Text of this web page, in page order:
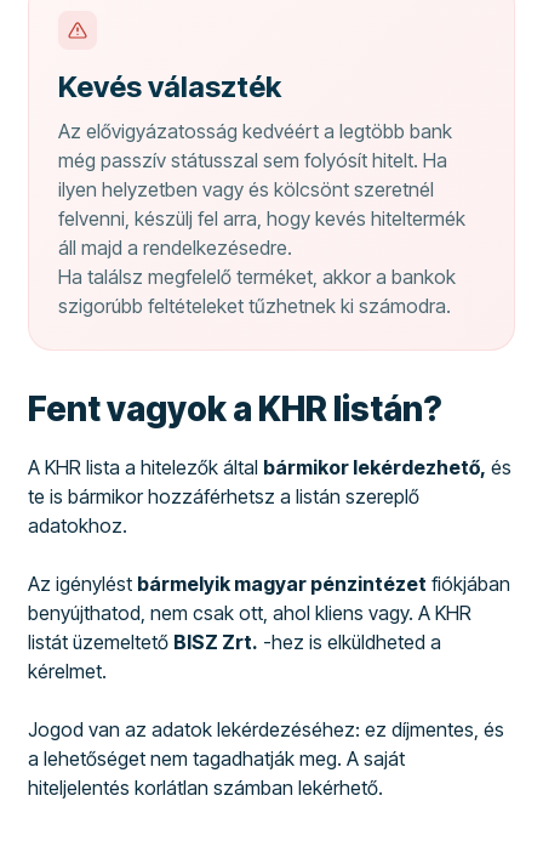
Kevés választék
Az elővigyázatosság kedvéért a legtöbb bank
még passzív státusszal sem folyósít hitelt. Ha
ilyen helyzetben vagy és kölcsönt szeretnél
felvenni, készülj fel arra, hogy kevés hiteltermék
áll majd a rendelkezésedre.
Ha találsz megfelelő terméket, akkor a bankok
szigorúbb feltételeket tűzhetnek ki számodra.
Fent vagyok a KHR listán?
A KHR lista a hitelezők által bármikor lekérdezhető, és
te is bármikor hozzáférhetsz a listán szereplő
adatokhoz.
Az igénylést bármelyik magyar pénzintézet fiókjában
benyújthatod, nem csak ott, ahol kliens vagy. A KHR
listát üzemeltető BISZ Zrt. -hez is elküldheted a
kérelmet.
Jogod van az adatok lekérdezéséhez: ez díjmentes, és
a lehetőséget nem tagadhatják meg. A saját
hiteljelentés korlátlan számban lekérhető.